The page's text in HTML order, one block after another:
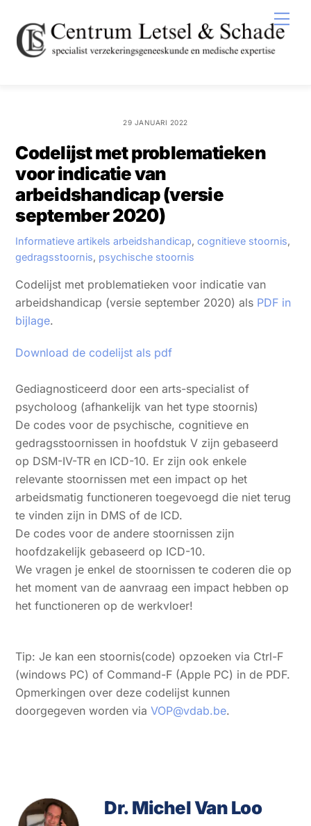
content
29 JANUARI 2022
Codelijst met problematieken
voor indicatie van
arbeidshandicap (versie
september 2020)
Informatieve artikels arbeidshandicap,cognitieve stoornis,
gedragsstoornis, psychische stoornis
Codelijst met problematieken voor indicatie van
arbeidshandicap (versie september 2020) als PDF in
bijlage.
Download de codelijst als pdf
Gediagnosticeerd door een arts-specialist of
psycholoog (afhankelijk van het type stoornis)
De codes voor de psychische, cognitieve en
gedragsstoornissen in hoofdstuk V zijn gebaseerd
op DSM-IV-TR en ICD-10. Er zijn ook enkele
relevante stoornissen met een impact op het
arbeidsmatig functioneren toegevoegd die niet terug
te vinden zijn in DMS of de ICD.
De codes voor de andere stoornissen zijn
hoofdzakelijk gebaseerd op ICD-10.
We vragen je enkel de stoornissen te coderen die op
het moment van de aanvraag een impact hebben op
het functioneren op de werkvloer!
Tip: Je kan een stoornis(code) opzoeken via Ctrl-F
(windows PC) of Command-F (Apple PC) in de PDF.
Opmerkingen over deze codelijst kunnen
doorgegeven worden viaVOP@vdab.be.
Dr. Michel Van Loo